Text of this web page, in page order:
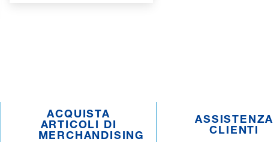
ACQUISTA
ARTICOLI DI
MERCHANDISING
ASSISTENZA
CLIENTI